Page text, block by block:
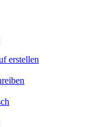
erstellen